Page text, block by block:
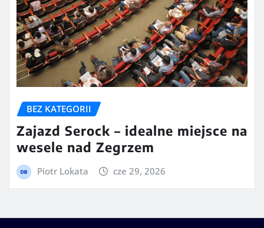
BEZ KATEGORII
Zajazd Serock – idealne miejsce na
wesele nad Zegrzem
Piotr Lokata cze 29, 2026